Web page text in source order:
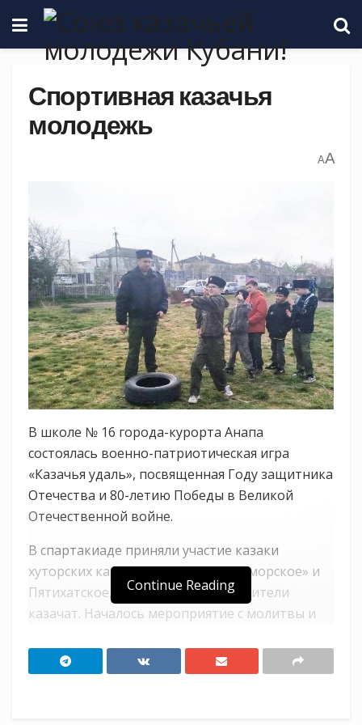
Спортивная казачья
молодежь
AA
В школе № 16 города-курорта Анапа
состоялась военно-патриотическая игра
«Казачья удаль», посвященная Году защитника
Отечества и 80-летию Победы в Великой
Отечественной войне.
В спартакиаде приняли участие казаки
хуторских казачьих обществ «Приморское» и
Пятихатское, ученики, а также родители
казачат. Началось мероприятие с молитвы и
гимна. Затем с приветственными словами к
присутствующим обратились хуторские
Continue Reading